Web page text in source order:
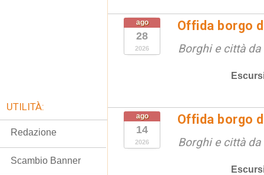
ago
28
2026
Offida borgo
Borghi e città
ago
14
2026
Offida borgo
Borghi e città
UTILITÀ:
Redazione
Scambio Banner